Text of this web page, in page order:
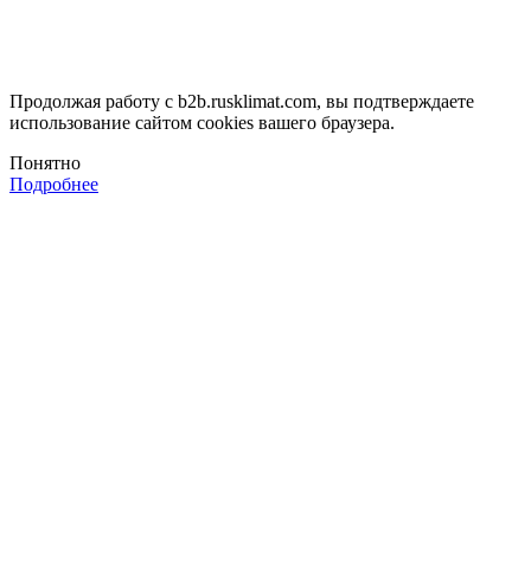
Продолжая работу с b2b.rusklimat.com, вы подтверждаете
использование сайтом cookies вашего браузера.
Понятно
Подробнее